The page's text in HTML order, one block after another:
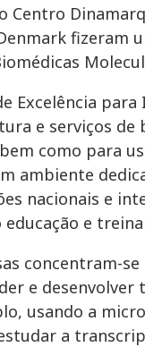
Centro
fizeram
Excelência
e serviços de
como para
ambiente
nacionais e
educação e
concentram-
e desenvolver
usando a
a